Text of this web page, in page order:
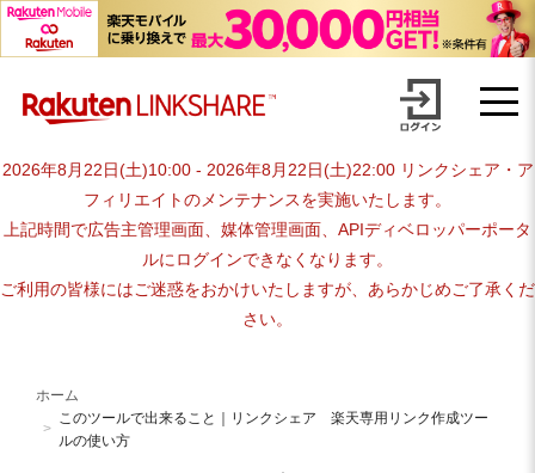
このツールで出来ること｜リンク
シェア 楽天専用リンク作成ツー
ルの使い方
2026年8月22日(土)10:00 - 2026年8月22日(土)22:00 リンクシェア・ア
フィリエイトのメンテナンスを実施いたします。
上記時間で広告主管理画面、媒体管理画面、APIディベロッパーポータ
ルにログインできなくなります。
ご利用の皆様にはご迷惑をおかけいたしますが、あらかじめご了承くだ
さい。
ホーム
このツールで出来ること｜リンクシェア 楽天専用リンク作成ツー
ルの使い方